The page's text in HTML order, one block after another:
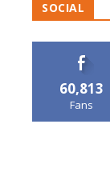
SOCIAL
60,813
Fans